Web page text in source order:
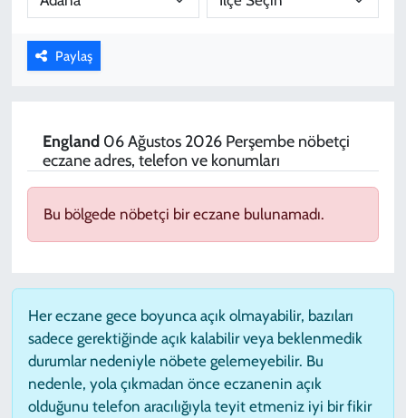
Paylaş
England06 Ağustos 2026 Perşembe nöbetçi
eczane adres, telefon ve konumları
Bu bölgede nöbetçi bir eczane bulunamadı.
Her eczane gece boyunca açık olmayabilir, bazıları
sadece gerektiğinde açık kalabilir veya beklenmedik
durumlar nedeniyle nöbete gelemeyebilir. Bu
nedenle, yola çıkmadan önce eczanenin açık
olduğunu telefon aracılığıyla teyit etmeniz iyi bir fikir